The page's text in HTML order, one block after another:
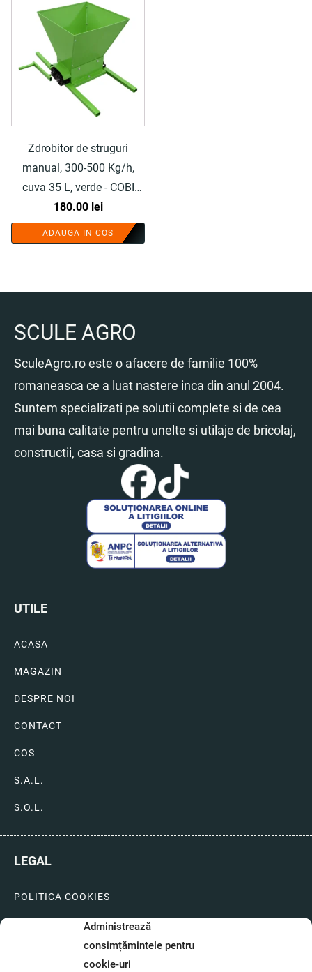
Administrează
consimțămintele pentru
cookie-uri
Zdrobitor de struguri
manual, 300-500 Kg/h,
cuva 35 L, verde - COBI
SMART®
180.00 lei
ADAUGA IN COS
SCULE AGRO
SculeAgro.ro este o afacere de familie 100%
romaneasca ce a luat nastere inca din anul 2004.
Suntem specializati pe solutii complete si de cea
mai buna calitate pentru unelte si utilaje de bricolaj,
constructii, casa si gradina.
UTILE
ACASA
MAGAZIN
DESPRE NOI
CONTACT
COS
S.A.L.
S.O.L.
LEGAL
POLITICA COOKIES
LIVRARI SI PLATI
GARANTIE SI SERVICE